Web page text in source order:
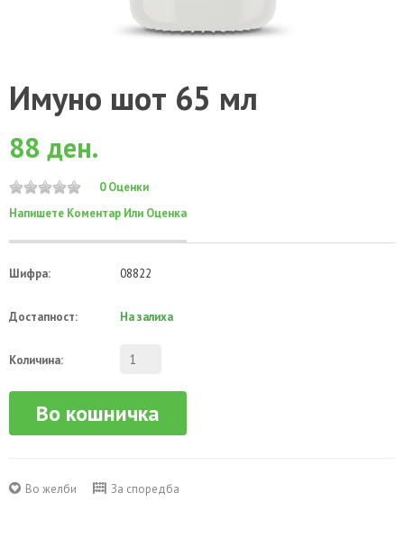
Имуно шот 65 мл
88 ден.
0 Оценки
Напишете Коментар Или Оценка
Шифра: 08822
Достапност: На залиха
Количина:
Во кошничка
Во желби За споредба